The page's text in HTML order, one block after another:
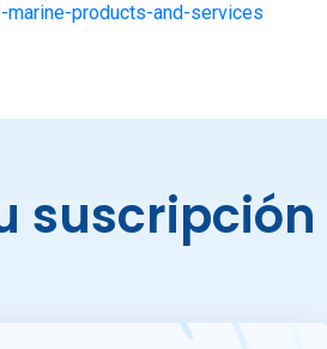
products-and-services
suscripción